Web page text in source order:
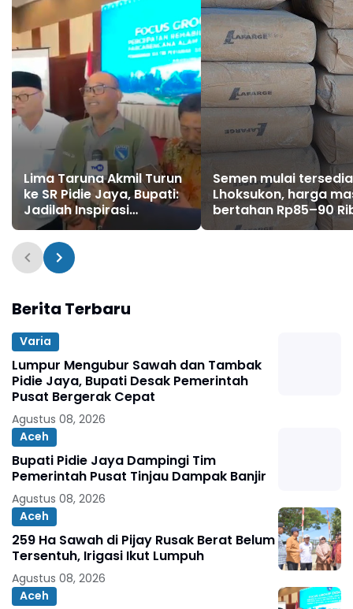
Lima Taruna Akmil Turun
ke SR Pidie Jaya, Bupati:
Jadilah Inspirasi
Generasi Muda
Semen mulai
Lhoksukon, harga
bertahan Rp85–90
per sak
Berita Terbaru
Varia
Lumpur Mengubur Sawah dan Tambak
Pidie Jaya, Bupati Desak Pemerintah
Pusat Bergerak Cepat
Agustus 08, 2026
Aceh
Bupati Pidie Jaya Dampingi Tim
Pemerintah Pusat Tinjau Dampak Banjir
Agustus 08, 2026
Aceh
259 Ha Sawah di Pijay Rusak Berat Belum
Tersentuh, Irigasi Ikut Lumpuh
Agustus 08, 2026
Aceh